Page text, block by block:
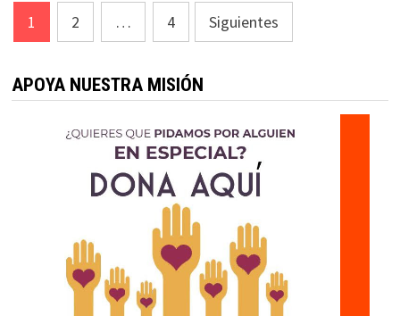
Paginación
de
entradas
1 2 … 4 Siguientes
APOYA NUESTRA MISIÓN